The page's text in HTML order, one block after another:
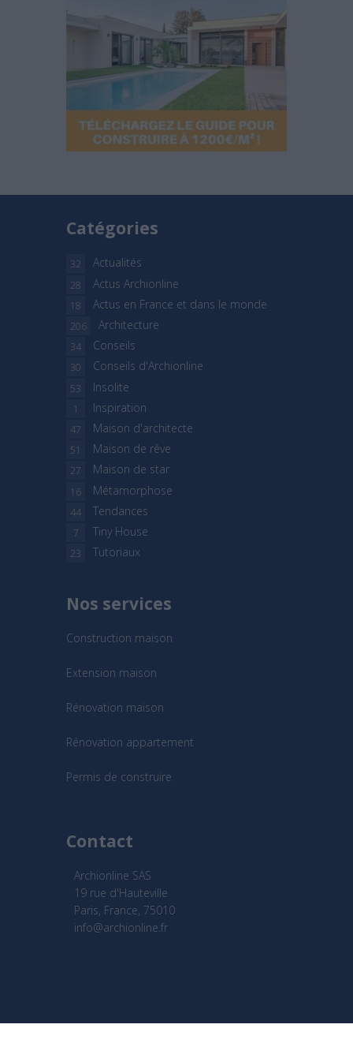
Catégories
Actualités
32
Actus Archionline
28
Actus en France et dans le monde
18
Architecture
206
Conseils
34
Conseils d'Archionline
30
Insolite
53
Inspiration
1
Maison d'architecte
47
Maison de rêve
51
Maison de star
27
Métamorphose
16
Tendances
44
Tiny House
7
Tutoriaux
23
Nos services
Construction maison
Extension maison
Rénovation maison
Rénovation appartement
Permis de construire
Contact
Archionline SAS
19 rue d'Hauteville
Paris, France, 75010
info@archionline.fr